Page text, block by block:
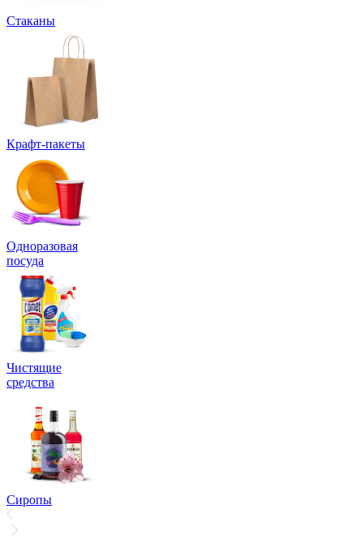
Стаканы
Крафт-пакеты
Одноразовая
посуда
Чистящие
средства
Сиропы